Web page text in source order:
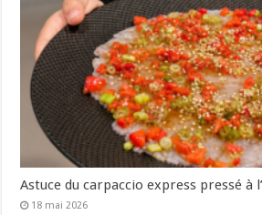
Astuce du carpaccio express pressé à
18 mai 2026